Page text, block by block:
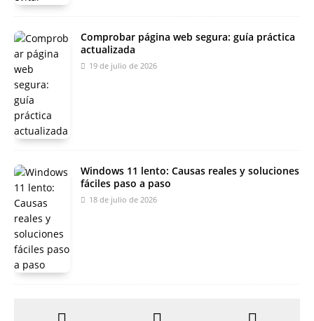
Comprobar página web segura: guía práctica
actualizada
19 de julio de 2026
Windows 11 lento: Causas reales y soluciones
fáciles paso a paso
18 de julio de 2026